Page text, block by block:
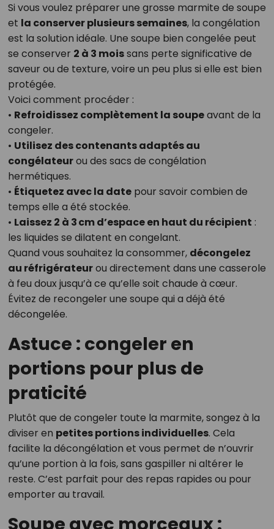
Si vous voulez préparer une grosse marmite de soupe
et la conserver plusieurs semaines, la congélation
est la solution idéale. Une soupe bien congelée peut
se conserver 2 à 3 moissans perte significative de
saveur ou de texture, voire un peu plus si elle est bien
protégée.
Voici comment procéder :
• Refroidissez complètement la soupeavant de la
congeler.
• Utilisez des contenants adaptés au
congélateurou des sacs de congélation
hermétiques.
• Étiquetez avec la datepour savoir combien de
temps elle a été stockée.
• Laissez 2 à 3 cm d’espace en haut du récipient :
les liquides se dilatent en congelant.
Quand vous souhaitez la consommer, décongelez
au réfrigérateurou directement dans une casserole
à feu doux jusqu’à ce qu’elle soit chaude à cœur.
Évitez de recongeler une soupe qui a déjà été
décongelée.
Astuce : congeler en
portions pour plus de
praticité
Plutôt que de congeler toute la marmite, songez à la
diviser en petites portions individuelles. Cela
facilite la décongélation et vous permet de n’ouvrir
qu’une portion à la fois, sans gaspiller ni altérer le
reste. C’est parfait pour des repas rapides ou pour
emporter au travail.